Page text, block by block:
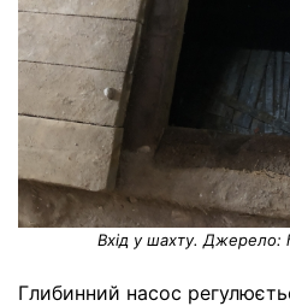
Вхід у шахту.
Глибинний насос